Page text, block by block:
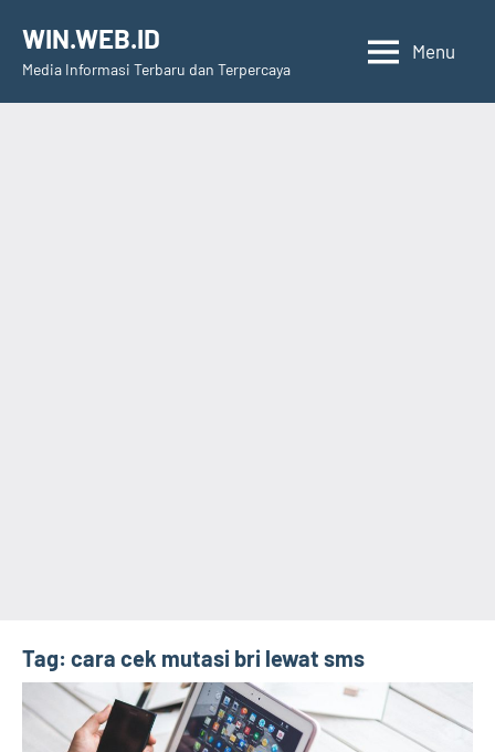
content
WIN.WEB.ID
Media Informasi Terbaru dan Terpercaya
Menu
Tag: cara cek mutasi bri lewat sms